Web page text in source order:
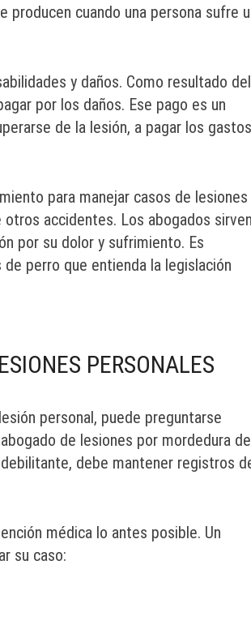
producen cuando una persona sufre
y daños. Como resultado del
por los daños. Ese pago es un
de la lesión, a pagar los gastos
para manejar casos de lesiones
accidentes. Los abogados sirven
por su dolor y sufrimiento. Es
perro que entienda la legislación
PERSONALES
personal, puede preguntarse
de lesiones por mordedura de
debe mantener registros
médica lo antes posible. Un
su caso: